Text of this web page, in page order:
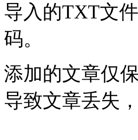
导入的TXT文
码。
添加的文章仅
导致文章丢失